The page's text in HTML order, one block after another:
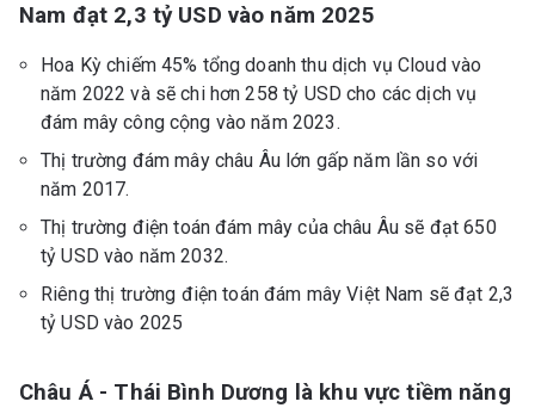
Nam đạt 2,3 tỷ USD vào năm 2025
Hoa Kỳ chiếm 45% tổng doanh thu dịch vụ Cloud vào
năm 2022 và sẽ chi hơn 258 tỷ USD cho các dịch vụ
đám mây công cộng vào năm 2023.
Thị trường đám mây châu Âu lớn gấp năm lần so với
năm 2017.
Thị trường điện toán đám mây của châu Âu sẽ đạt 650
tỷ USD vào năm 2032.
Riêng thị trường điện toán đám mây Việt Nam sẽ đạt 2,3
tỷ USD vào 2025
Châu Á - Thái Bình Dương là khu vực tiềm năng